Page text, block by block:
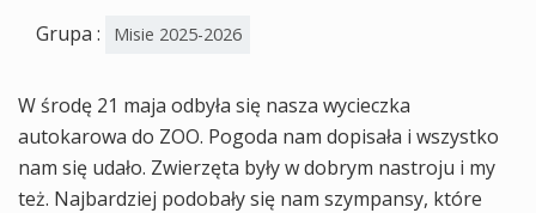
Grupa : Misie 2025-2026
W środę 21 maja odbyła się nasza wycieczka
autokarowa do ZOO. Pogoda nam dopisała i wszystko
nam się udało. Zwierzęta były w dobrym nastroju i my
też. Najbardziej podobały się nam szympansy, które